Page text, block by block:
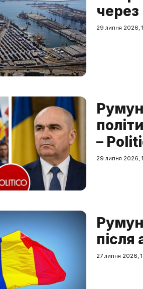
29 липня 2026,
–
29 липня 2026,
після
27 липня 2026,